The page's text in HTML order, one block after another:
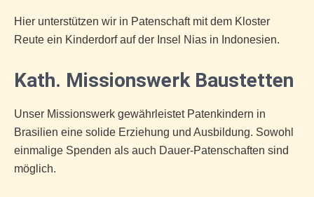
Hier unterstützen wir in Patenschaft mit dem Kloster
Reute ein Kinderdorf auf der Insel Nias in Indonesien.
Kath. Missionswerk Baustetten
Unser Missionswerk gewährleistet Patenkindern in
Brasilien eine solide Erziehung und Ausbildung. Sowohl
einmalige Spenden als auch Dauer-Patenschaften sind
möglich.